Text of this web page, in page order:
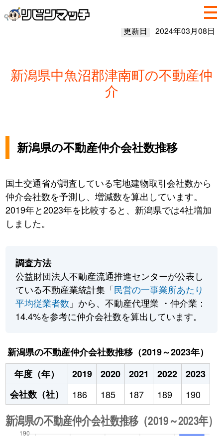
更新日 2024年03月08日
新潟県中魚沼郡津南町の不動産仲
介
新潟県の不動産仲介会社数推移
国土交通省が調査している宅地建物取引会社数から
仲介会社数を予測し、増減数を算出しています。
2019年と2023年を比較すると、新潟県では4社増加
しました。
調査方法
公益財団法人不動産流通推進センターが公表し
ている不動産業統計集「民営の一事業所あたり
平均従業者数 」から、不動産代理業 ・仲介業：
14.4%を参考に仲介会社数を算出しています。
新潟県の不動産仲介会社数推移（2019～2023年）
年度（年）
2019 2020 2021 2022
2023
会社数（社）
186 185 187 189 190